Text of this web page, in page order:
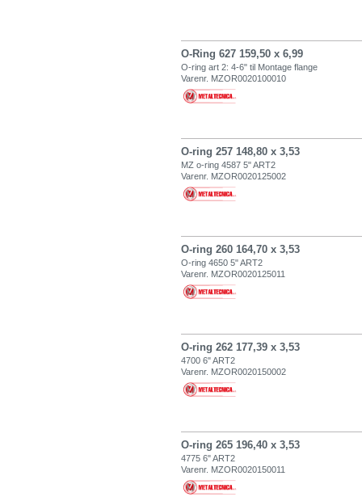
O-Ring 627 159,50 x 6,99
O-ring art 2: 4-6" til Montage flange
Varenr. MZOR0020100010
O-ring 257 148,80 x 3,53
MZ o-ring 4587 5" ART2
Varenr. MZOR0020125002
O-ring 260 164,70 x 3,53
O-ring 4650 5" ART2
Varenr. MZOR0020125011
O-ring 262 177,39 x 3,53
4700 6" ART2
Varenr. MZOR0020150002
O-ring 265 196,40 x 3,53
4775 6" ART2
Varenr. MZOR0020150011